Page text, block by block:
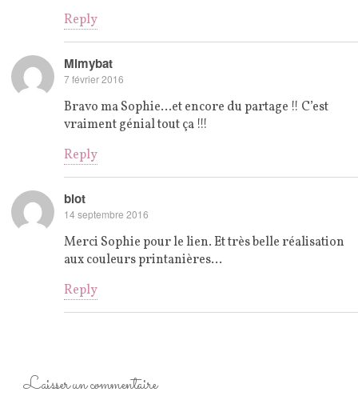
Reply
Mimybat
7 février 2016
Bravo ma Sophie…et encore du partage !! C’est
vraiment génial tout ça !!!
Reply
blot
14 septembre 2016
Merci Sophie pour le lien. Et très belle réalisation
aux couleurs printanières…
Reply
Laisser un commentaire